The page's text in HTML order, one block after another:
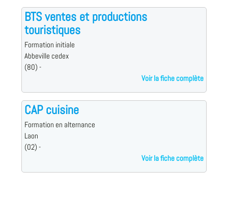
BTS ventes et productions
touristiques
Formation initiale
Abbeville cedex
(80) -
Voir la fiche complète
CAP cuisine
Formation en alternance
Laon
(02) -
Voir la fiche complète